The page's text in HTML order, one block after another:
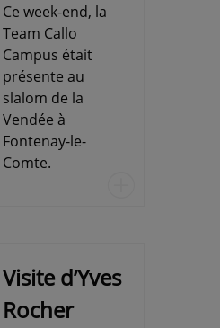
Ce week-end, la
Team Callo
Campus était
présente au
slalom de la
Vendée à
Fontenay-le-
Comte.
Visite d’Yves
Rocher